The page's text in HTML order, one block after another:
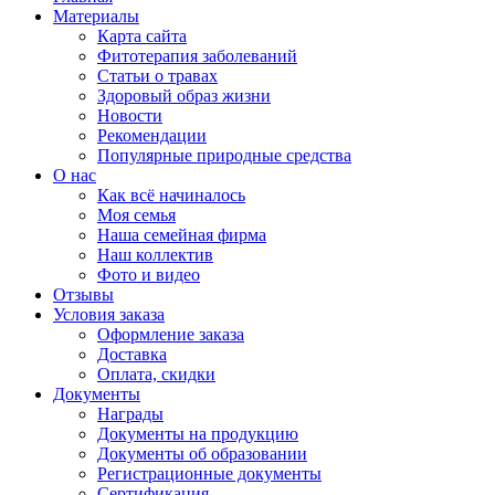
Материалы
Карта сайта
Фитотерапия заболеваний
Статьи о травах
Здоровый образ жизни
Новости
Рекомендации
Популярные природные средства
О нас
Как всё начиналось
Моя семья
Наша семейная фирма
Наш коллектив
Фото и видео
Отзывы
Условия заказа
Оформление заказа
Доставка
Оплата, скидки
Документы
Награды
Документы на продукцию
Документы об образовании
Регистрационные документы